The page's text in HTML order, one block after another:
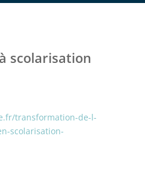
scolarisation
transformation-de-l-
scolarisation-